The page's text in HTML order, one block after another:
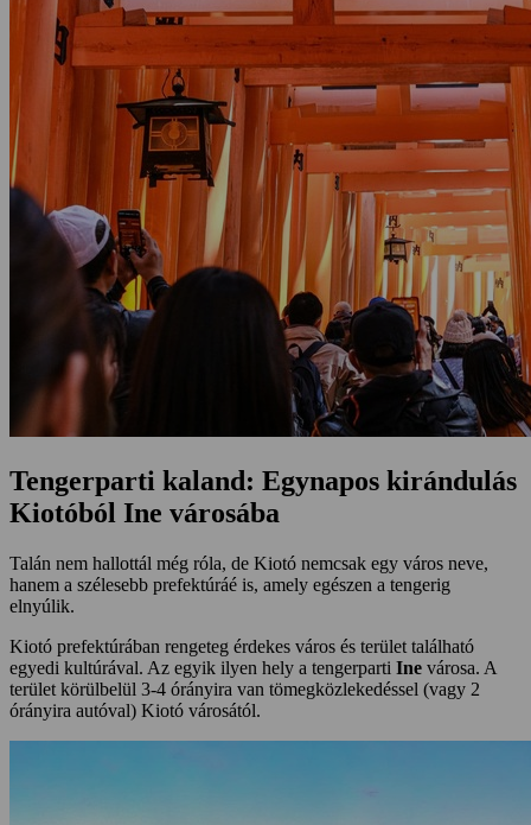
Tengerparti kaland: Egynapos kirándulás
Kiotóból Ine városába
Talán nem hallottál még róla, de Kiotó nemcsak egy város neve,
hanem a szélesebb prefektúráé is, amely egészen a tengerig
elnyúlik.
Kiotó prefektúrában rengeteg érdekes város és terület található
egyedi kultúrával. Az egyik ilyen hely a tengerparti Ine városa. A
terület körülbelül 3-4 órányira van tömegközlekedéssel (vagy 2
órányira autóval) Kiotó városától.